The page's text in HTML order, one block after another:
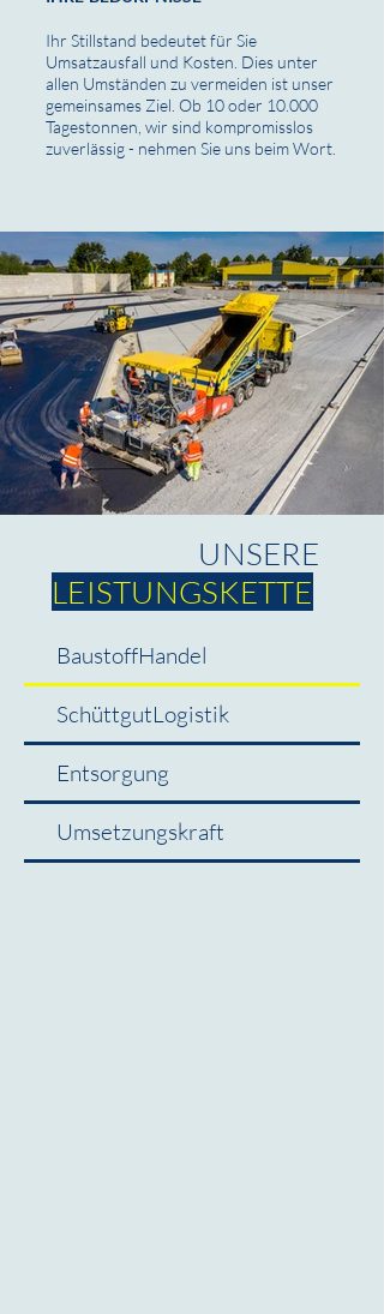
Ihr Stillstand bedeutet für Sie
Umsatzausfall und Kosten. Dies unter
allen Umständen zu vermeiden ist unser
gemeinsames Ziel. Ob 10 oder 10.000
Tagestonnen, wir sind kompromisslos
zuverlässig - nehmen Sie uns beim Wort.
UNSERE
LEISTUNGSKETTE
BaustoffHandel
SchüttgutLogistik
Entsorgung
Umsetzungskraft